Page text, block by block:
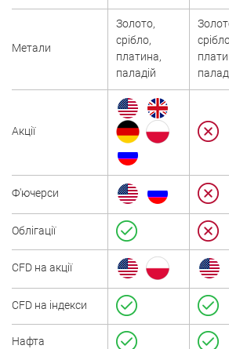
Метали
Золото,
срібло,
платина,
паладій
Акції
Ф'ючерси
Облігації
CFD на акції
CFD на індекси
Нафта